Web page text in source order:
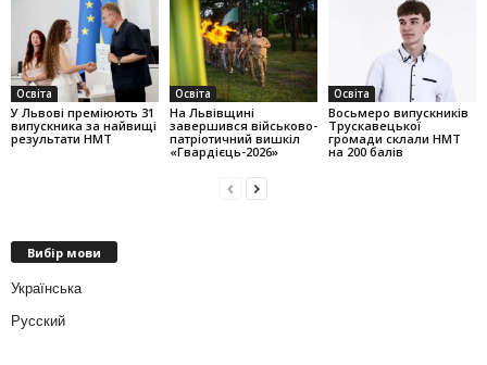
Освіта
У Львові преміюють 31
випускника за найвищі
результати НМТ
Освіта
На Львівщині
завершився військово-
патріотичний вишкіл
«Гвардієць-2026»
Освіта
Восьмеро випускників
Трускавецької
громади склали НМТ
на 200 балів
Вибір мови
Українська
Русский